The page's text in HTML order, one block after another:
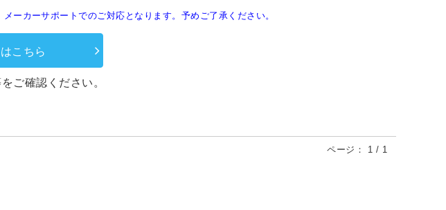
ーカーサポートでのご対応となります。予めご了承ください。
こちら
ご確認ください。
ページ： 1 / 1